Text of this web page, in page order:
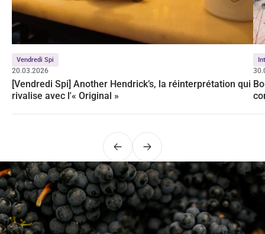
Vendredi Spi
20.03.2026
[Vendredi Spi] Another Hendrick’s, la réinterprétation qui
rivalise avec l'« Original »
PrécédentSuivant